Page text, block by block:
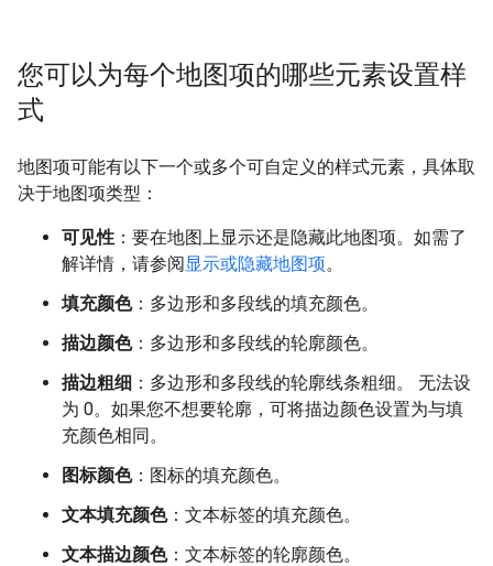
您可以为每个地图项的哪些元素设置样
式
地图项可能有以下一个或多个可自定义的样式元素，具体取
决于地图项类型：
可见性 ：要在地图上显示还是隐藏此地图项。如需了
解详情，请参阅显示或隐藏地图项。
填充颜色：多边形和多段线的填充颜色。
描边颜色：多边形和多段线的轮廓颜色。
描边粗细 ：多边形和多段线的轮廓线条粗细。 无法设
为 0。如果您不想要轮廓，可将描边颜色设置为与填
充颜色相同。
图标颜色：图标的填充颜色。
文本填充颜色：文本标签的填充颜色。
文本描边颜色：文本标签的轮廓颜色。